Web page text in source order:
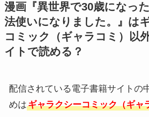
漫画『異世界で30歳になっ
法使いになりました。』は
コミック（ギャラコミ）以
イトで読める？
配信されている電子書籍サイトの
めはギャラクシーコミック（ギャ